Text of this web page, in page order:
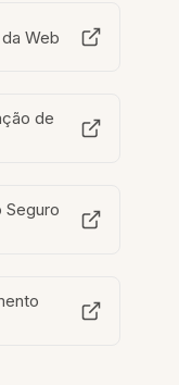
Web
de
Seguro